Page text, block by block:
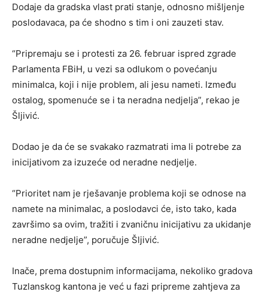
Dodaje da gradska vlast prati stanje, odnosno mišljenje
poslodavaca, pa će shodno s tim i oni zauzeti stav.
“Pripremaju se i protesti za 26. februar ispred zgrade
Parlamenta FBiH, u vezi sa odlukom o povećanju
minimalca, koji i nije problem, ali jesu nameti. Između
ostalog, spomenuće se i ta neradna nedjelja”, rekao je
Šljivić.
Dodao je da će se svakako razmatrati ima li potrebe za
inicijativom za izuzeće od neradne nedjelje.
“Prioritet nam je rješavanje problema koji se odnose na
namete na minimalac, a poslodavci će, isto tako, kada
završimo sa ovim, tražiti i zvaničnu inicijativu za ukidanje
neradne nedjelje”, poručuje Šljivić.
Inače, prema dostupnim informacijama, nekoliko gradova
Tuzlanskog kantona je već u fazi pripreme zahtjeva za